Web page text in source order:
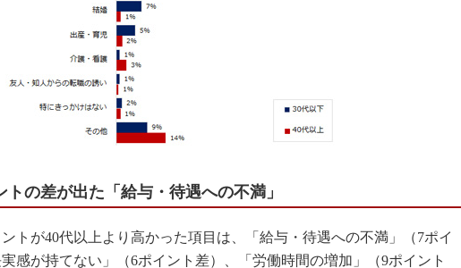
トの差が出た「給与・待遇への不満」
トが40代以上より高かった項目は、「給与・待遇への不満」（7ポイ
感が持てない」（6ポイント差）、「労働時間の増加」（9ポイント